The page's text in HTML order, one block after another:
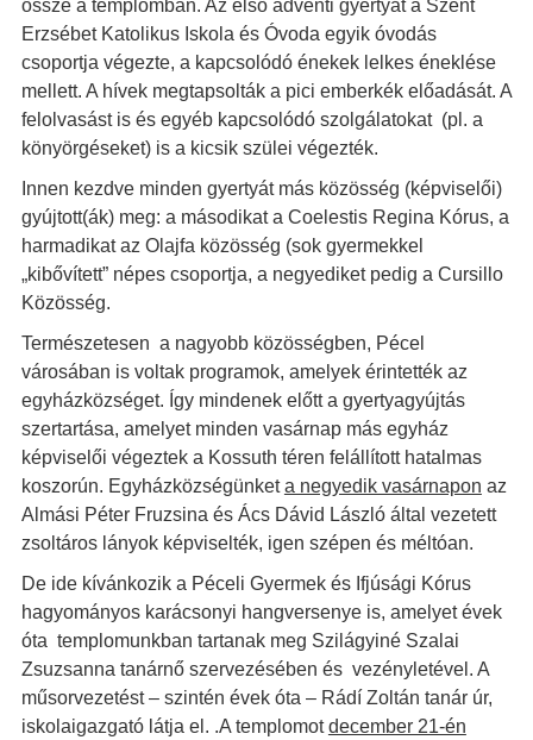
össze a templomban. Az első adventi gyertyát a Szent
Erzsébet Katolikus Iskola és Óvoda egyik óvodás
csoportja végezte, a kapcsolódó énekek lelkes éneklése
mellett. A hívek megtapsolták a pici emberkék előadását. A
felolvasást is és egyéb kapcsolódó szolgálatokat (pl. a
könyörgéseket) is a kicsik szülei végezték.
Innen kezdve minden gyertyát más közösség (képviselői)
gyújtott(ák) meg: a másodikat a Coelestis Regina Kórus, a
harmadikat az Olajfa közösség (sok gyermekkel
„kibővített” népes csoportja, a negyediket pedig a Cursillo
Közösség.
Természetesen a nagyobb közösségben, Pécel
városában is voltak programok, amelyek érintették az
egyházközséget. Így mindenek előtt a gyertyagyújtás
szertartása, amelyet minden vasárnap más egyház
képviselői végeztek a Kossuth téren felállított hatalmas
koszorún. Egyházközségünketa negyedik vasárnapon az
Almási Péter Fruzsina és Ács Dávid László által vezetett
zsoltáros lányok képviselték, igen szépen és méltóan.
De ide kívánkozik a Péceli Gyermek és Ifjúsági Kórus
hagyományos karácsonyi hangversenye is, amelyet évek
óta templomunkban tartanak meg Szilágyiné Szalai
Zsuzsanna tanárnő szervezésében és vezényletével. A
műsorvezetést – szintén évek óta – Rádí Zoltán tanár úr,
iskolaigazgató látja el. .A templomotdecember 21-én